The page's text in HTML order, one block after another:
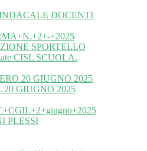
DOCENTI
+2025
SPORTELLO
CISL SCUOLA.
20 GIUGNO 2025
20 GIUGNO 2025
PLESSI